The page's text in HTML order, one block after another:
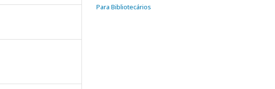
Para Bibliotecários